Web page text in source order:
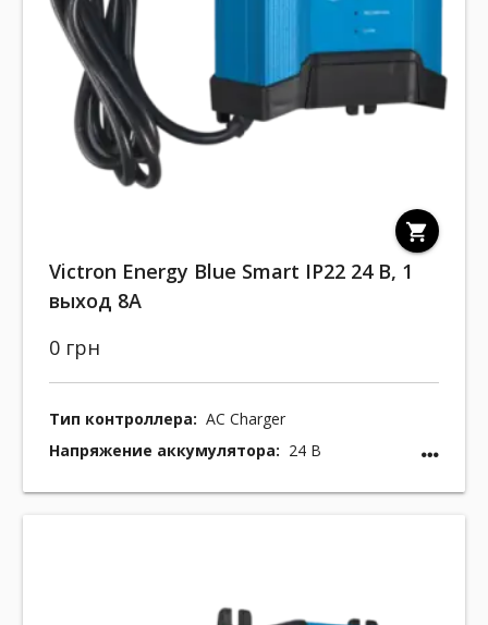
shopping_cart
Victron Energy Blue Smart IP22 24 В, 1
выход 8A
0 грн
Тип контроллера: AC Charger
Напряжение аккумулятора: 24 В